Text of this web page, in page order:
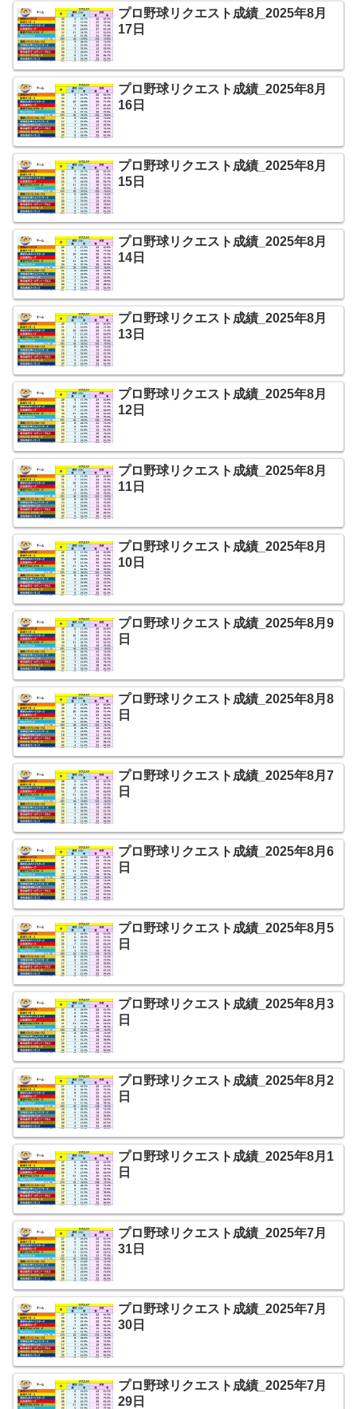
プロ野球リクエスト成績_2025年8月
17日
プロ野球リクエスト成績_2025年8月
16日
プロ野球リクエスト成績_2025年8月
15日
プロ野球リクエスト成績_2025年8月
14日
プロ野球リクエスト成績_2025年8月
13日
プロ野球リクエスト成績_2025年8月
12日
プロ野球リクエスト成績_2025年8月
11日
プロ野球リクエスト成績_2025年8月
10日
プロ野球リクエスト成績_2025年8月9
日
プロ野球リクエスト成績_2025年8月8
日
プロ野球リクエスト成績_2025年8月7
日
プロ野球リクエスト成績_2025年8月6
日
プロ野球リクエスト成績_2025年8月5
日
プロ野球リクエスト成績_2025年8月3
日
プロ野球リクエスト成績_2025年8月2
日
プロ野球リクエスト成績_2025年8月1
日
プロ野球リクエスト成績_2025年7月
31日
プロ野球リクエスト成績_2025年7月
30日
プロ野球リクエスト成績_2025年7月
29日